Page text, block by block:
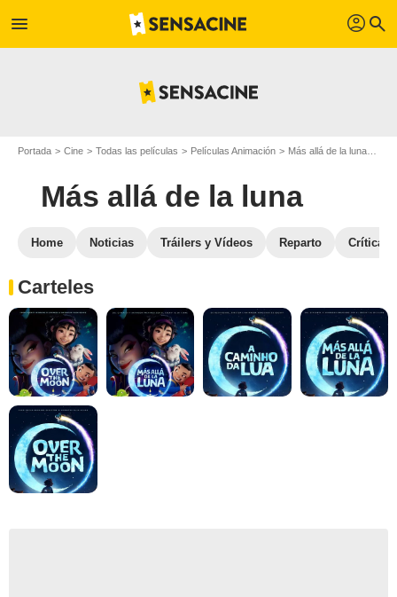
menu profil search
Portada Cine Todas las películas Películas Animación Más allá de la luna
Más allá de la luna
Home Noticias Tráilers y Vídeos Reparto Críticas
Carteles